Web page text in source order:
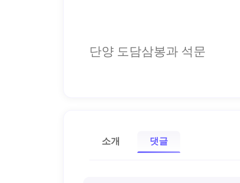
단양 도담삼봉과 석문
소개 댓글